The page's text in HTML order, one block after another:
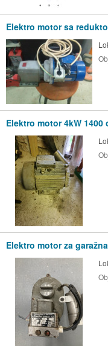
Elektro motor sa
Elektro motor 4kW 1400
Elektro motor za